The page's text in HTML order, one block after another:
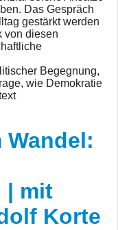
Das Gespräch
gestärkt werden
von diesen
Begegnung,
wie Demokratie
Wandel:
| mit
Korte